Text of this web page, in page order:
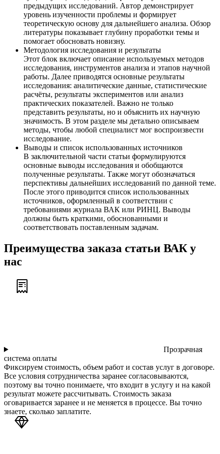
предыдущих исследований. Автор демонстрирует
уровень изученности проблемы и формирует
теоретическую основу для дальнейшего анализа. Обзор
литературы показывает глубину проработки темы и
помогает обосновать новизну.
Методология исследования и результаты
Этот блок включает описание используемых методов
исследования, инструментов анализа и этапов научной
работы. Далее приводятся основные результаты
исследования: аналитические данные, статистические
расчёты, результаты экспериментов или анализ
практических показателей. Важно не только
представить результаты, но и объяснить их научную
значимость. В этом разделе мы детально описываем
методы, чтобы любой специалист мог воспроизвести
исследование.
Выводы и список использованных источников
В заключительной части статьи формулируются
основные выводы исследования и обобщаются
полученные результаты. Также могут обозначаться
перспективы дальнейших исследований по данной теме.
После этого приводится список использованных
источников, оформленный в соответствии с
требованиями журнала ВАК или РИНЦ. Выводы
должны быть краткими, обоснованными и
соответствовать поставленным задачам.
Преимущества заказа статьи ВАК у
нас
Прозрачная
система оплаты
Фиксируем стоимость, объем работ и состав услуг в договоре.
Все условия сотрудничества заранее согласовываются,
поэтому вы точно понимаете, что входит в услугу и на какой
результат можете рассчитывать. Стоимость заказа
оговаривается заранее и не меняется в процессе. Вы точно
знаете, сколько заплатите.